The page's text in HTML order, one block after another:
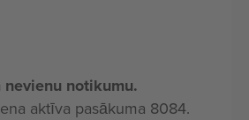
notikumu.
aktīva pasākuma 8084.